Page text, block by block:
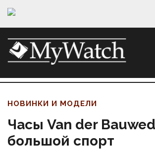
НОВИНКИ И МОДЕЛИ
Часы Van der
большой спорт